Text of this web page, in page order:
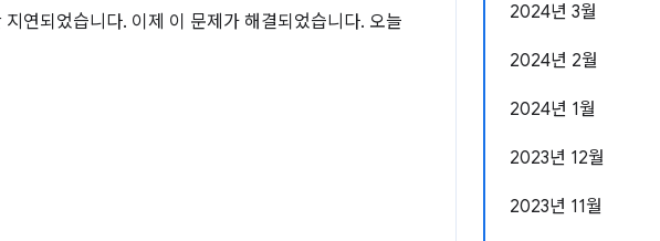
2024년 3월
2024년 2월
2024년 1월
2023년 12월
2023년 11월
연되었습니다. 이제 이 문제가 해결되었습니다. 오늘